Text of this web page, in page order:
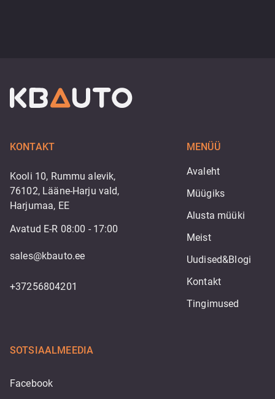
KONTAKT
Kooli 10, Rummu alevik,
76102, Lääne-Harju vald,
Harjumaa, EE
Avatud E-R 08:00 - 17:00
sales@kbauto.ee
+37256804201
MENÜÜ
Avaleht
Müügiks
Alusta müüki
Meist
Uudised&Blogi
Kontakt
Tingimused
SOTSIAALMEEDIA
Facebook